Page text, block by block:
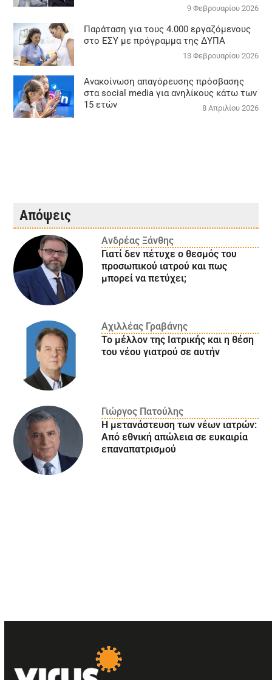
9 Φεβρουαρίου 2026
Παράταση για τους 4.000 εργαζόμενους
στο ΕΣΥ με πρόγραμμα της ΔΥΠΑ
13 Φεβρουαρίου 2026
Ανακοίνωση απαγόρευσης πρόσβασης
στα social media για ανηλίκους κάτω των
15 ετών
8 Απριλίου 2026
Απόψεις
Ανδρέας Ξάνθης
Γιατί δεν πέτυχε ο θεσμός του
προσωπικού ιατρού και πως
μπορεί να πετύχει;
Αχιλλέας Γραβάνης
Το μέλλον της Ιατρικής και η θέση
του νέου γιατρού σε αυτήν
Γιώργος Πατούλης
Η μετανάστευση των νέων ιατρών:
Aπό εθνική απώλεια σε ευκαιρία
επαναπατρισμού